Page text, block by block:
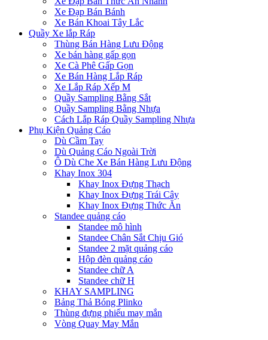
Xe Đạp Bán Bánh
Xe Bán Khoai Tây Lắc
Quầy Xe lắp Ráp
Thùng Bán Hàng Lưu Động
Xe bán hàng gấp gọn
Xe Cà Phê Gấp Gọn
Xe Bán Hàng Lắp Ráp
Xe Lắp Ráp Xếp M
Quầy Sampling Bằng Sắt
Quầy Sampling Bằng Nhựa
Cách Lắp Ráp Quầy Sampling Nhựa
Phụ Kiện Quảng Cáo
Dù Cầm Tay
Dù Quảng Cáo Ngoài Trời
Ô Dù Che Xe Bán Hàng Lưu Động
Khay Inox 304
Khay Inox Đựng Thạch
Khay Inox Đựng Trái Cây
Khay Inox Đựng Thức Ăn
Standee quảng cáo
Standee mô hình
Standee Chân Sắt Chịu Gió
Standee 2 mặt quảng cáo
Hộp đèn quảng cáo
Standee chữ A
Standee chữ H
KHAY SAMPLING
Bảng Thả Bóng Plinko
Thùng đựng phiếu may mắn
Vòng Quay May Mắn